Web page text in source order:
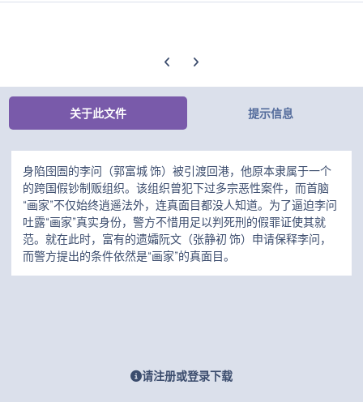
上一张轮播幻灯片
下一张轮播幻灯片
关于此文件 提示信息
身陷囹圄的李问（郭富城 饰）被引渡回港，他原本隶属于一个
的跨国假钞制贩组织。该组织曾犯下过多宗恶性案件，而首脑
“画家”不仅始终逍遥法外，连真面目都没人知道。为了逼迫李问
吐露“画家”真实身份，警方不惜用足以判死刑的假罪证使其就
范。就在此时，富有的遗孀阮文（张静初 饰）申请保释李问，
而警方提出的条件依然是“画家”的真面目。
请注册或登录下载